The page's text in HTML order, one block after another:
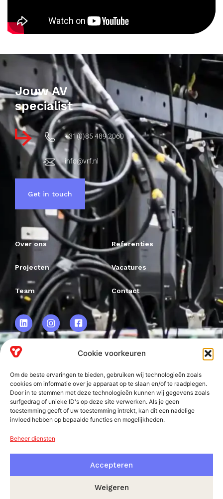
Cookie voorkeuren
Om de beste ervaringen te bieden, gebruiken wij technologieën zoals
cookies om informatie over je apparaat op te slaan en/of te raadplegen.
Door in te stemmen met deze technologieën kunnen wij gegevens zoals
surfgedrag of unieke ID's op deze site verwerken. Als je geen
toestemming geeft of uw toestemming intrekt, kan dit een nadelige
invloed hebben op bepaalde functies en mogelijkheden.
Beheer diensten
Accepteren
Weigeren
Jouw AV
specialist
+31(0)85 489 2060
info@vrf.nl
Get in touch
Frankweg 2
2153 PD
Nieuw-Vennep
Over ons Referenties
Projecten Vacatures
Team Contact